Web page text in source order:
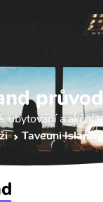
ubytování a akční
Taveuni Island